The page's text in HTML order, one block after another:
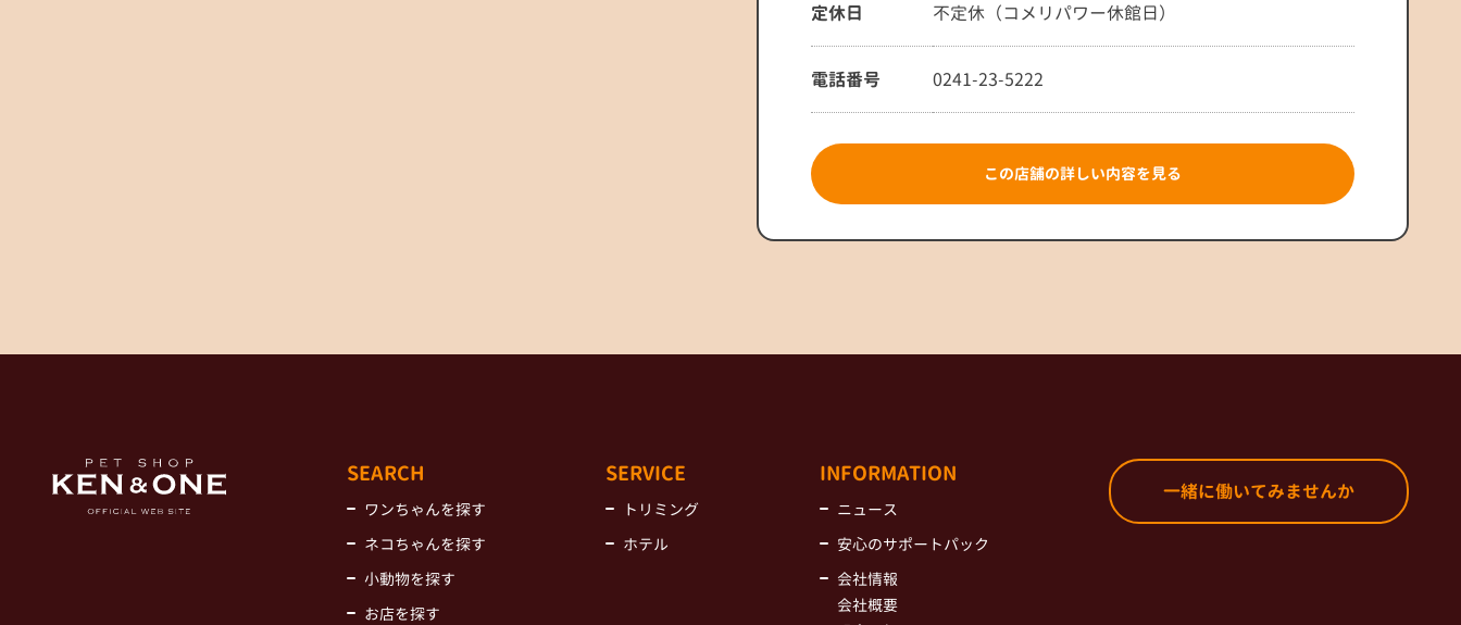
定休日 不定休（コメリパワー休館日）
電話番号 0241-23-5222
この店舗の詳しい内容を見る
SEARCH
ワンちゃんを探す
ネコちゃんを探す
小動物を探す
お店を探す
SERVICE
トリミング
ホテル
INFORMATION
ニュース
安心のサポートパック
会社情報
会社概要
一緒に働いてみませんか